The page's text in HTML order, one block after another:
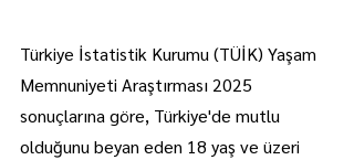
Türkiye İstatistik Kurumu (TÜİK) Yaşam
Memnuniyeti Araştırması 2025
sonuçlarına göre, Türkiye'de mutlu
olduğunu beyan eden 18 yaş ve üzeri